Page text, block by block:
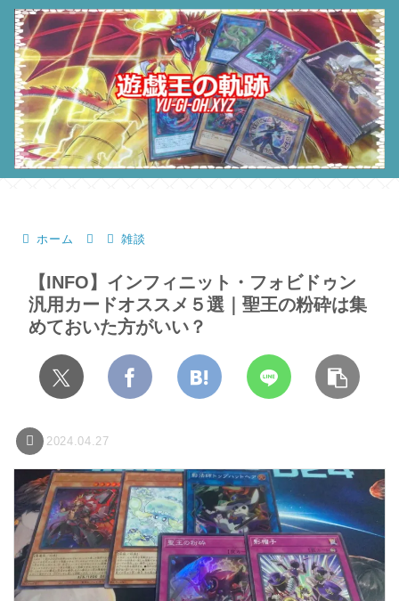
ホーム 雑談
【INFO】インフィニット・フォビドゥン
汎用カードオススメ５選｜聖王の粉砕は集
めておいた方がいい？
2024.04.27